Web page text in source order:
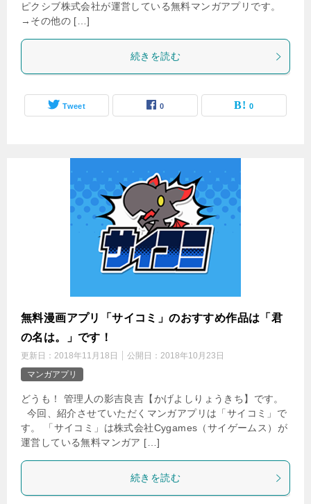
ピクシブ株式会社が運営している無料マンガアプリです。
→その他の […]
続きを読む
Tweet 0 0
無料漫画アプリ「サイコミ」のおすすめ作品は「君
の名は。」です！
更新日： 2018年11月18日 公開日： 2018年10月23日
マンガアプリ
どうも！ 管理人の影吉良吉【かげよしりょうきち】です。
今回、紹介させていただくマンガアプリは「サイコミ」で
す。 「サイコミ」は株式会社Cygames（サイゲームス）が
運営している無料マンガア […]
続きを読む